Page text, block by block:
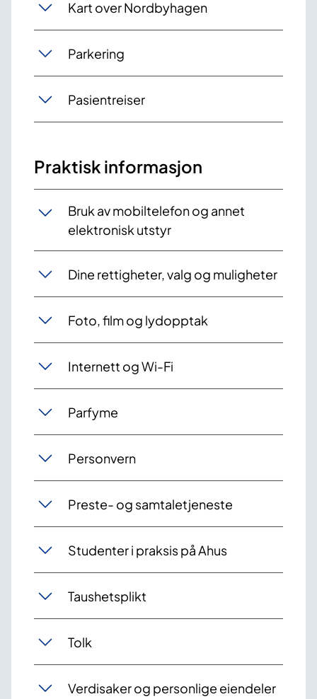
Kart over Nordbyhagen
Parkering
Pasientreiser
Praktisk informasjon
Bruk av mobiltelefon og annet
elektronisk utstyr
Dine rettigheter, valg og muligheter
Foto, film og lydopptak
Internett og Wi-Fi
Parfyme
Personvern
Preste- og samtaletjeneste
Studenter i praksis på Ahus
Taushetsplikt
Tolk
Verdisaker og personlige eiendeler